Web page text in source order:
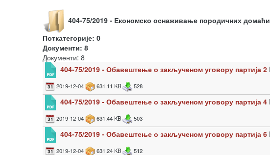
404-75/2019 - Економско оснаживање породичних
Поткатегорије: 0
Документи: 8
Документи: 8
404-75/2019 - Обавештење о закљученом уговору партија 2
2019-12-04 631.11 KB 528
404-75/2019 - Обавештење о закљученом уговору партија 4
2019-12-04 631.44 KB 503
404-75/2019 - Обавештење о закљученом уговору партија 6
2019-12-04 631.24 KB 512